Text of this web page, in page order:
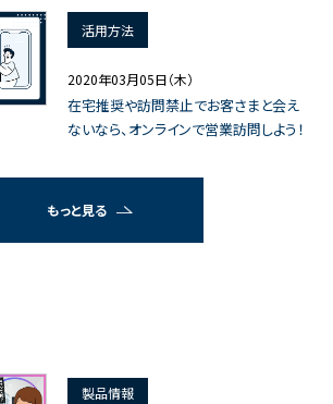
活用方法
2020年03月05日（木）
在宅推奨や訪問禁止でお客さまと会え
ないなら、オンラインで営業訪問しよう！
もっと見る
製品情報